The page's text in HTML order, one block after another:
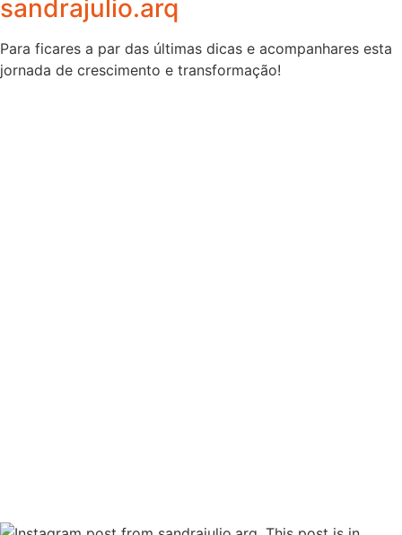
sandrajulio.arq
Para ficares a par das últimas dicas e acompanhares esta
jornada de crescimento e transformação!